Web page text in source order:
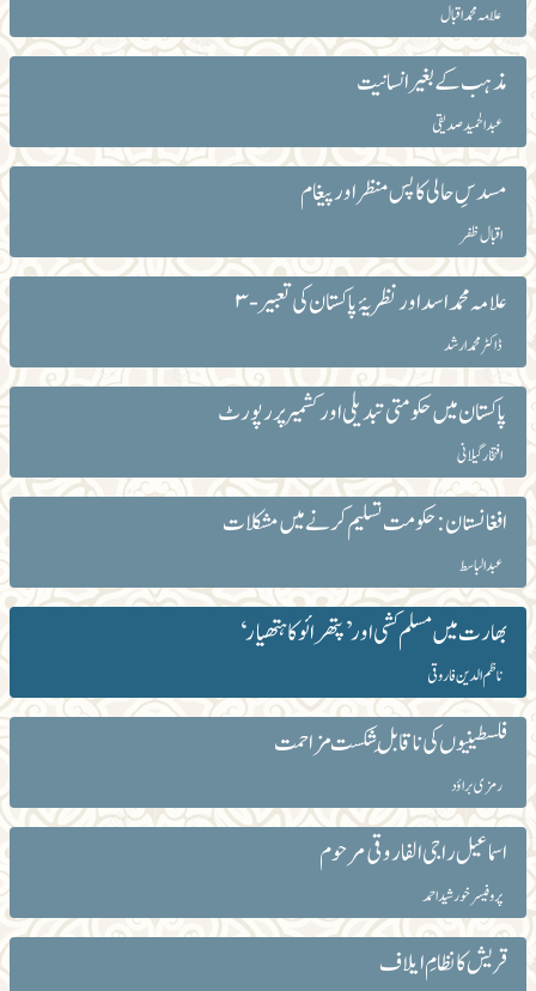
علّامہ محمداقبال
مذہب کے بغیر انسانیت
عبد الحمید صدیقی
مسدسِ حالی کا پس منظر اور پیغام
اقبال ظفر
علامہ محمد اسد اور نظریۂ پاکستان کی تعبیر-۳
ڈاکٹر محمد ارشد
پاکستان میں حکومتی تبدیلی اور کشمیر پر رپورٹ
افتخار گیلانی
افغانستان: حکومت تسلیم کرنے میں مشکلات
عبدالباسط
بھارت میں مسلم کشی اور ’پتھرائو کا ہتھیار‘
ناظم الدین فاروقی
فلسطینیوں کی ناقابلِ شکست مزاحمت
رمزی براؤد
اسماعیل راجی الفاروقی مرحوم
پروفیسر خورشید احمد
قریش کا نظامِ ایلاف